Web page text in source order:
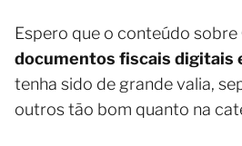
Espero que o conteúdo sobre
documentos fiscais digitais
tenha sido de grande valia,
outros tão bom quanto na